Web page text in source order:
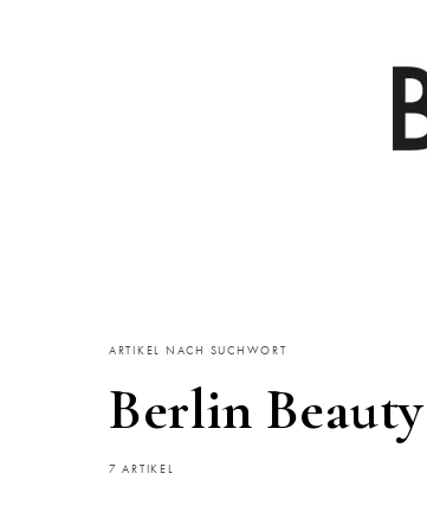
ARTIKEL NACH SUCHWORT
Berlin
7 ARTIKEL